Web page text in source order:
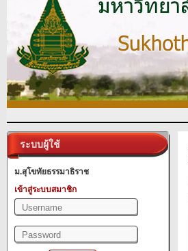
ระบบผู้ใช้
ม.สุโขทัยธรรมาธิราช
เข้าสู่ระบบสมาชิก